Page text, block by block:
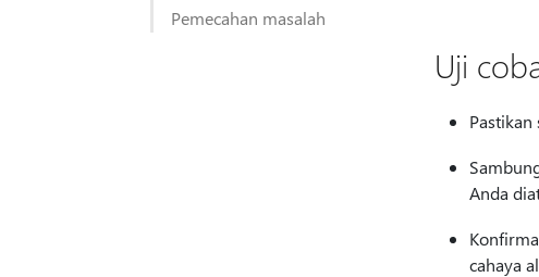
Pemecahan masalah
Uji
Anda
cahaya